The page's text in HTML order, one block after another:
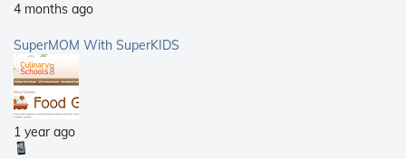
4 months ago
SuperMOM With SuperKIDS
1 year ago